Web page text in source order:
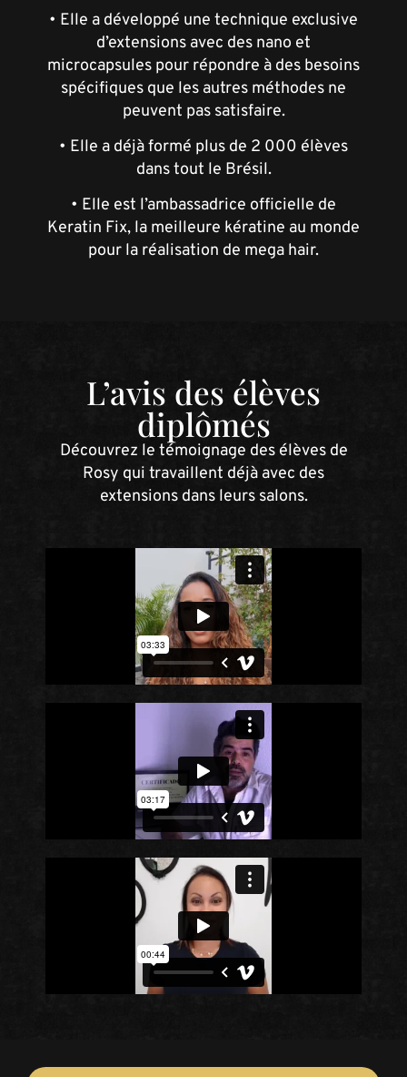
• Elle a développé une technique exclusive
d’extensions avec des nano et
microcapsules pour répondre à des besoins
spécifiques que les autres méthodes ne
peuvent pas satisfaire.
• Elle a déjà formé plus de 2 000 élèves
dans tout le Brésil.
• Elle est l’ambassadrice officielle de
Keratin Fix, la meilleure kératine au monde
pour la réalisation de mega hair.
L’avis des élèves
diplômés
Découvrez le témoignage des élèves de
Rosy qui travaillent déjà avec des
extensions dans leurs salons.